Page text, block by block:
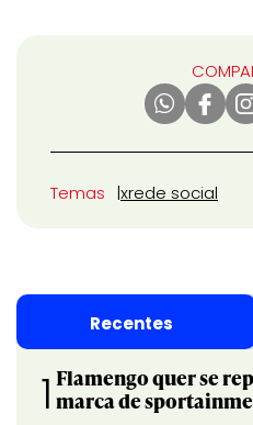
Temas xrede social
Recentes
1 Flamengo quer se
marca de